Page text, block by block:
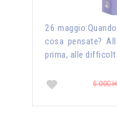
26
cosa pensate?
prima, alle